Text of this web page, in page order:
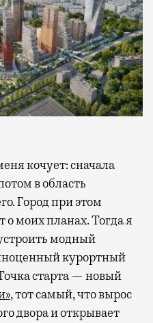
в область
Город при этом
о моих планах. Тогда я
модный
курортный
старта — новый
, тот самый, что вырос
двора и открывает